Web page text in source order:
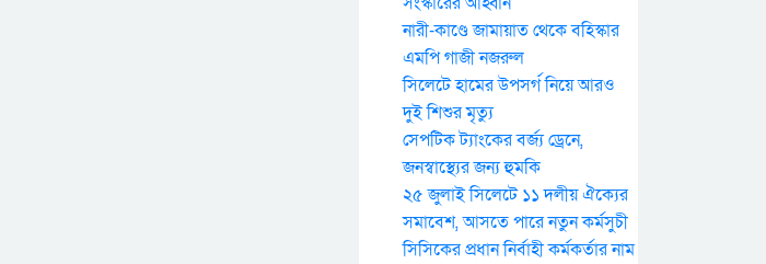
নারী-কাণ্ডে জামায়াত থেকে বহিস্কার
এমপি গাজী নজরুল
সিলেটে হামের উপসর্গ নিয়ে আরও
দুই শিশুর মৃত্যু
সেপটিক ট্যাংকের বর্জ্য ড্রেনে,
জনস্বাস্থ্যের জন্য হুমকি
২৫ জুলাই সিলেটে ১১ দলীয় ঐক্যের
সমাবেশ, আসতে পারে নতুন কর্মসুচী
সিসিকের প্রধান নির্বাহী কর্মকর্তার নাম